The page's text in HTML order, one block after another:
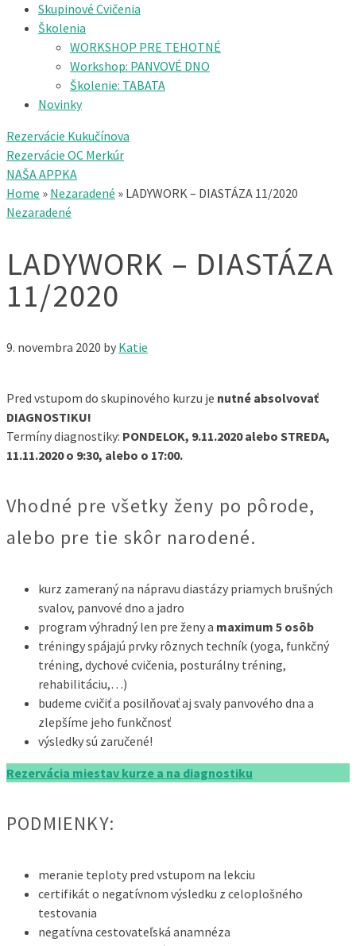
Skupinové Cvičenia
Školenia
WORKSHOP PRE TEHOTNÉ
Workshop: PANVOVÉ DNO
Školenie: TABATA
Novinky
Rezervácie Kukučínova
Rezervácie OC Merkúr
NAŠA APPKA
Home » Nezaradené » LADYWORK – DIASTÁZA 11/2020
Nezaradené
LADYWORK – DIASTÁZA
11/2020
9. novembra 2020 by Katie
Pred vstupom do skupinového kurzu je nutné absolvovať
DIAGNOSTIKU!
Termíny diagnostiky: PONDELOK, 9.11.2020 alebo STREDA,
11.11.2020 o 9:30, alebo o 17:00.
Vhodné pre všetky ženy po pôrode,
alebo pre tie skôr narodené.​
kurz zameraný na nápravu diastázy priamych brušných
svalov, panvové dno a jadro
program výhradný len pre ženy a maximum 5 osôb
tréningy spájajú prvky rôznych techník (yoga, funkčný
tréning, dychové cvičenia, posturálny tréning,
rehabilitáciu,…)
budeme cvičiť a posilňovať aj svaly panvového dna a
zlepšíme jeho funkčnosť
výsledky sú zaručené!
Rezervácia miestav kurze a na diagnostiku
PODMIENKY:
meranie teploty pred vstupom na lekciu
certifikát o negatívnom výsledku z celoplošného
testovania
negatívna cestovateľská anamnéza